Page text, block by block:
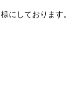
様にしております